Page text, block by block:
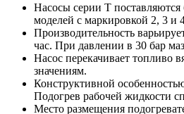
Насосы серии T
моделей с маркировкой 2, 3
Производительность
час. При давлении в 30 бар
Насос перекачивает топливо
значениям.
Конструктивной
Подогрев рабочей жидкости
Место размещения